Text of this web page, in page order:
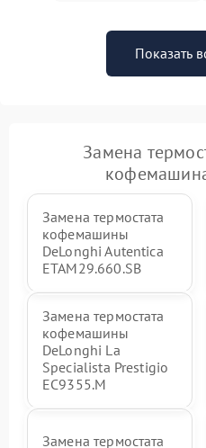
Показать
Замена
Замена термостата
кофемашины
DeLonghi Autentica
ETAM29.660.SB
Замена термостата
кофемашины
DeLonghi La
Specialista Prestigio
EC9355.M
Замена термостата